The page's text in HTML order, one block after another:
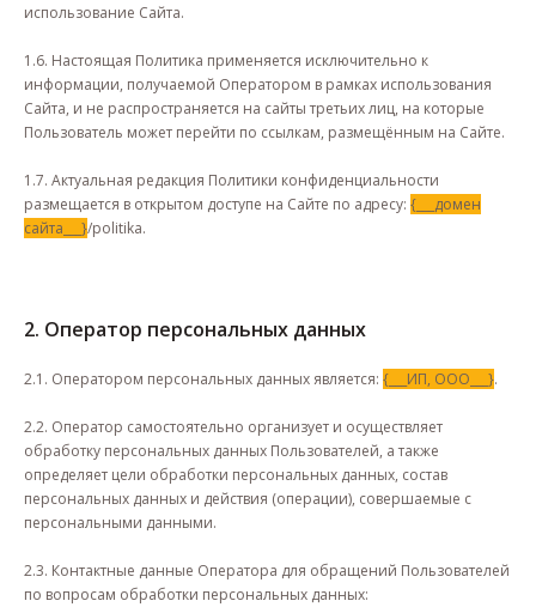
использование Сайта.
1.6. Настоящая Политика применяется исключительно к
информации, получаемой Оператором в рамках использования
Сайта, и не распространяется на сайты третьих лиц, на которые
Пользователь может перейти по ссылкам, размещённым на Сайте.
1.7. Актуальная редакция Политики конфиденциальности
размещается в открытом доступе на Сайте по адресу: {___домен
сайта___}/politika.
2. Оператор персональных данных
2.1. Оператором персональных данных является: {___ИП, ООО___}.
2.2. Оператор самостоятельно организует и осуществляет
обработку персональных данных Пользователей, а также
определяет цели обработки персональных данных, состав
персональных данных и действия (операции), совершаемые с
персональными данными.
2.3. Контактные данные Оператора для обращений Пользователей
по вопросам обработки персональных данных: